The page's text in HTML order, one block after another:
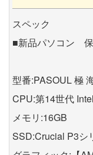
スペック
■新品パソコン
型番:PASOUL 極
CPU:第14世代
メモリ:16GB
SSD:Crucial P3シ